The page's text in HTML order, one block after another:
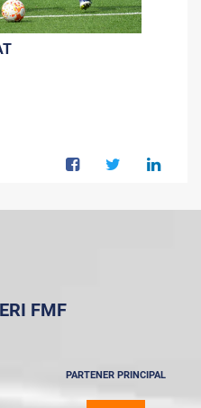
FMF
PARTENER PRINCIPAL